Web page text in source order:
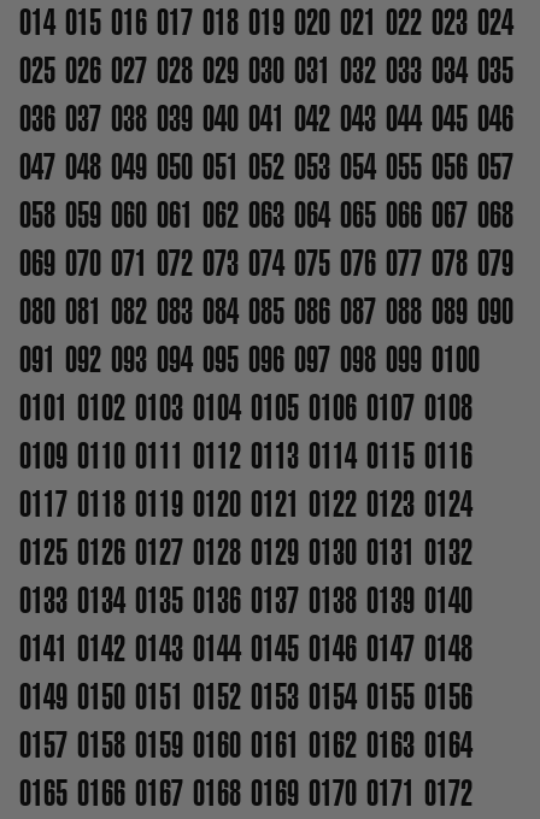
014 015 016 017 018 019 020 021 022 023 024
025 026 027 028 029 030 031 032 033 034 035
036 037 038 039 040 041 042 043 044 045 046
047 048 049 050 051 052 053 054 055 056 057
058 059 060 061 062 063 064 065 066 067 068
069 070 071 072 073 074 075 076 077 078 079
080 081 082 083 084 085 086 087 088 089 090
091 092 093 094 095 096 097 098 099 0100
0101 0102 0103 0104 0105 0106 0107 0108
0109 0110 0111 0112 0113 0114 0115 0116
0117 0118 0119 0120 0121 0122 0123 0124
0125 0126 0127 0128 0129 0130 0131 0132
0133 0134 0135 0136 0137 0138 0139 0140
0141 0142 0143 0144 0145 0146 0147 0148
0149 0150 0151 0152 0153 0154 0155 0156
0157 0158 0159 0160 0161 0162 0163 0164
0165 0166 0167 0168 0169 0170 0171 0172